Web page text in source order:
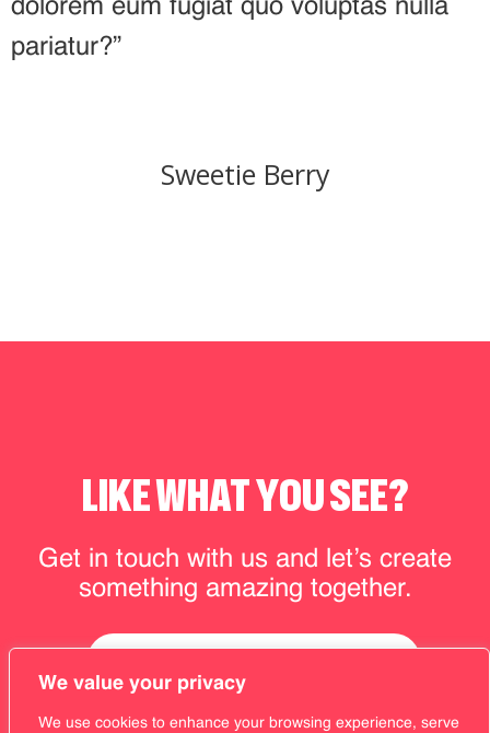
We value your privacy
We use cookies to enhance your browsing experience, serve
dolorem eum fugiat quo voluptas nulla
pariatur?”
Sweetie Berry
LIKE WHAT YOU SEE?
Get in touch with us and let’s create
something amazing together.